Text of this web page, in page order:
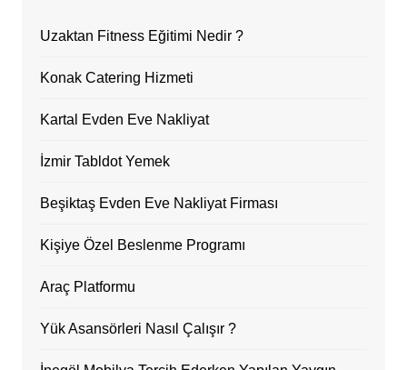
Uzaktan Fitness Eğitimi Nedir ?
Konak Catering Hizmeti
Kartal Evden Eve Nakliyat
İzmir Tabldot Yemek
Beşiktaş Evden Eve Nakliyat Firması
Kişiye Özel Beslenme Programı
Araç Platformu
Yük Asansörleri Nasıl Çalışır ?